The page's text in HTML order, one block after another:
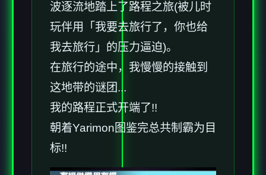
波逐流地踏上了路程之旅(被儿时
玩伴用「我要去旅行了，你也给
我去旅行」的压力逼迫)。
在旅行的途中，我慢慢的接触到
这地带的谜团...
我的路程正式开端了!!
朝着Yarimon图鉴完总共制霸为目
标!!